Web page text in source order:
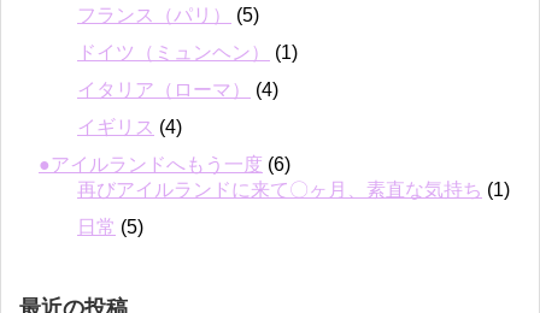
フランス（パリ）
(5)
ドイツ（ミュンヘン）
(1)
イタリア（ローマ）
(4)
イギリス (4)
●アイルランドへもう一度 (6)
再びアイルランドに来て〇ヶ月、素直な気持ち (1)
日常 (5)